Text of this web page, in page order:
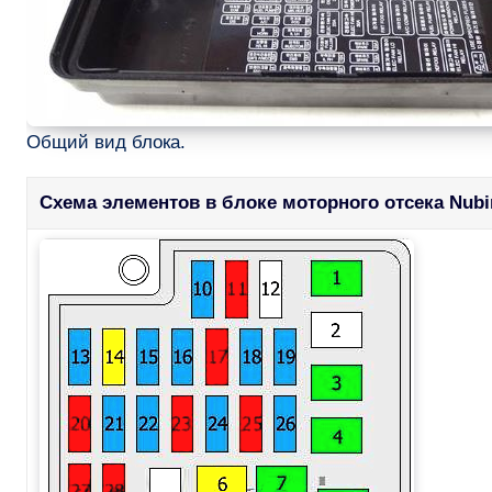
Общий вид блока.
Схема элементов в блоке моторного отсека